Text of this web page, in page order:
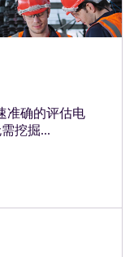
准确的评估电
挖掘...